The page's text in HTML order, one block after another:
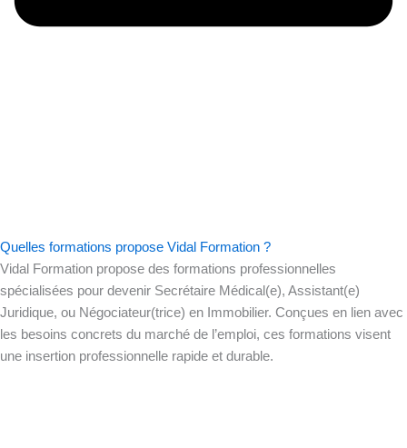
Quelles formations propose Vidal Formation ?
Vidal Formation propose des formations professionnelles
spécialisées pour devenir Secrétaire Médical(e), Assistant(e)
Juridique, ou Négociateur(trice) en Immobilier. Conçues en lien avec
les besoins concrets du marché de l’emploi, ces formations visent
une insertion professionnelle rapide et durable.